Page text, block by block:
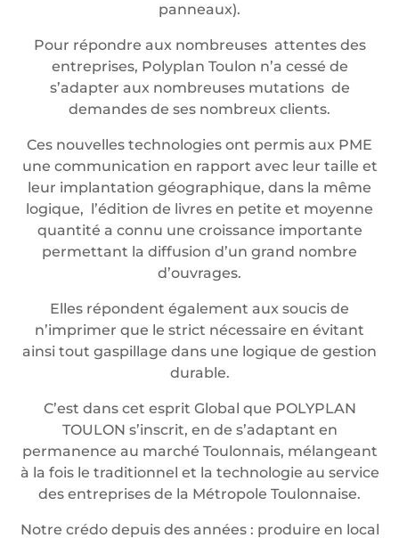
panneaux).
Pour répondre aux nombreuses attentes des
entreprises, Polyplan Toulon n’a cessé de
s’adapter aux nombreuses mutations de
demandes de ses nombreux clients.
Ces nouvelles technologies ont permis aux PME
une communication en rapport avec leur taille et
leur implantation géographique, dans la même
logique, l’édition de livres en petite et moyenne
quantité a connu une croissance importante
permettant la diffusion d’un grand nombre
d’ouvrages.
Elles répondent également aux soucis de
n’imprimer que le strict nécessaire en évitant
ainsi tout gaspillage dans une logique de gestion
durable.
C’est dans cet esprit Global que POLYPLAN
TOULON s’inscrit, en de s’adaptant en
permanence au marché Toulonnais, mélangeant
à la fois le traditionnel et la technologie au service
des entreprises de la Métropole Toulonnaise.
Notre crédo depuis des années : produire en local